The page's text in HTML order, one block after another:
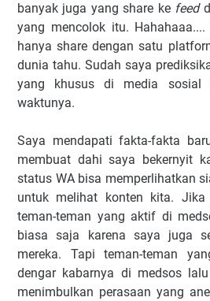
banyak juga yang share ke feed
yang mencolok itu.
hanya share dengan satu
dunia tahu. Sudah saya
yang khusus di media sosial
waktunya.
Saya mendapati fakta-fakta
membuat dahi saya bekernyit
status WA bisa memperlihatkan
untuk melihat konten kita.
teman-teman yang aktif di
biasa saja karena saya juga
mereka. Tapi teman-teman
dengar kabarnya di medsos
menimbulkan perasaan yang